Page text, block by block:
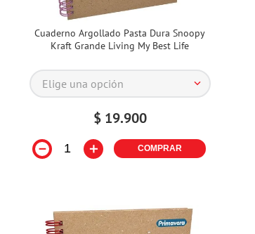
Cuaderno Argollado Pasta Dura Snoopy
Kraft Grande Living My Best Life
Elige una opción
$ 19.900
－ ＋ COMPRAR